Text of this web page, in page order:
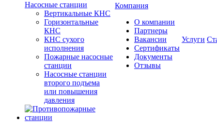
Насосные станции
Вертикальные КНС
Горизонтальные
КНС
КНС сухого
исполнения
Пожарные насосные
станции
Насосные cтанции
второго подъема
или повышения
давления
Компания
О компании
Партнеры
Вакансии
Сертификаты
Документы
Отзывы
Услуги